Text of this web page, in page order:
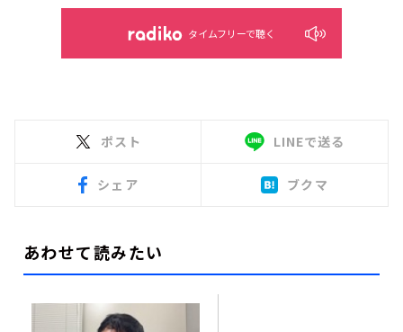
タイムフリーで聴く
ポスト LINEで送る
シェア ブクマ
あわせて読みたい